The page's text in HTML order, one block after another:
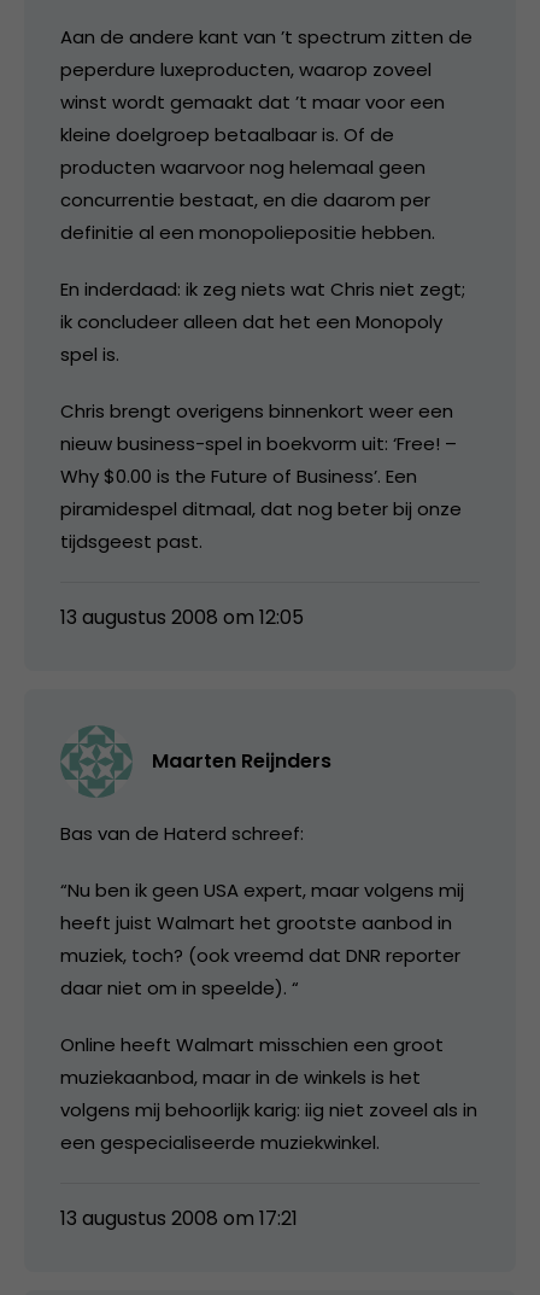
Aan de andere kant van ’t spectrum zitten de
peperdure luxeproducten, waarop zoveel
winst wordt gemaakt dat ’t maar voor een
kleine doelgroep betaalbaar is. Of de
producten waarvoor nog helemaal geen
concurrentie bestaat, en die daarom per
definitie al een monopoliepositie hebben.
En inderdaad: ik zeg niets wat Chris niet zegt;
ik concludeer alleen dat het een Monopoly
spel is.
Chris brengt overigens binnenkort weer een
nieuw business-spel in boekvorm uit: ‘Free! –
Why $0.00 is the Future of Business’. Een
piramidespel ditmaal, dat nog beter bij onze
tijdsgeest past.
13 augustus 2008 om 12:05
Maarten Reijnders
Bas van de Haterd schreef:
“Nu ben ik geen USA expert, maar volgens mij
heeft juist Walmart het grootste aanbod in
muziek, toch? (ook vreemd dat DNR reporter
daar niet om in speelde). “
Online heeft Walmart misschien een groot
muziekaanbod, maar in de winkels is het
volgens mij behoorlijk karig: iig niet zoveel als in
een gespecialiseerde muziekwinkel.
13 augustus 2008 om 17:21